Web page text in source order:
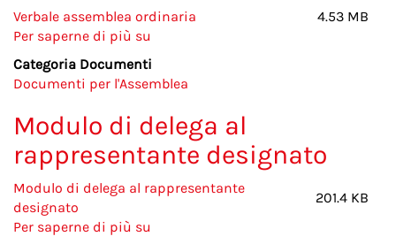
Verbale assemblea ordinaria
4.53 MB
Per saperne di più su
di
Cairo
Communication
S.p.A.
del
maggio
Categoria Documenti
Documenti per l'Assemblea
Modulo di delega al
rappresentante designato
Modulo di delega al rappresentante
designato
201.4 KB
Per saperne di più su